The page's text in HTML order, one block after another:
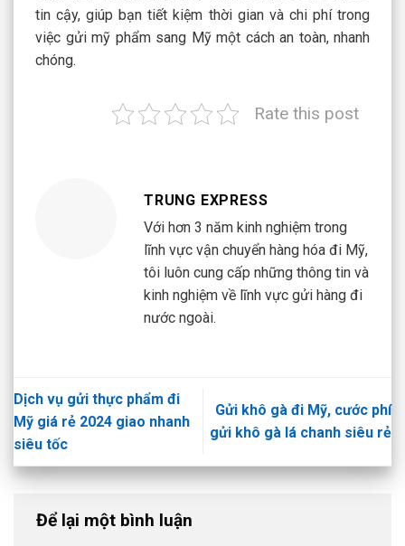
tin cậy, giúp bạn tiết kiệm thời gian và chi phí trong
việc gửi mỹ phẩm sang Mỹ một cách an toàn, nhanh
chóng.
Rate this post
TRUNG EXPRESS
Với hơn 3 năm kinh nghiệm trong
lĩnh vực vận chuyển hàng hóa đi Mỹ,
tôi luôn cung cấp những thông tin và
kinh nghiệm về lĩnh vực gửi hàng đi
nước ngoài.
Dịch vụ gửi thực phẩm đi
Mỹ giá rẻ 2024 giao nhanh
siêu tốc
Gửi khô gà đi Mỹ, cước phí
gửi khô gà lá chanh siêu rẻ
Để lại một bình luận